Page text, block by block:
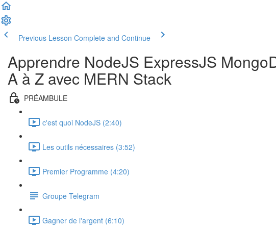
Previous Lesson Complete and Continue
Apprendre NodeJS ExpressJS
A à Z avec MERN Stack
PRÉAMBULE
c'est quoi NodeJS (2:40)
Les outils nécessaires (3:52)
Premier Programme (4:20)
Groupe Telegram
Gagner de l'argent (6:10)